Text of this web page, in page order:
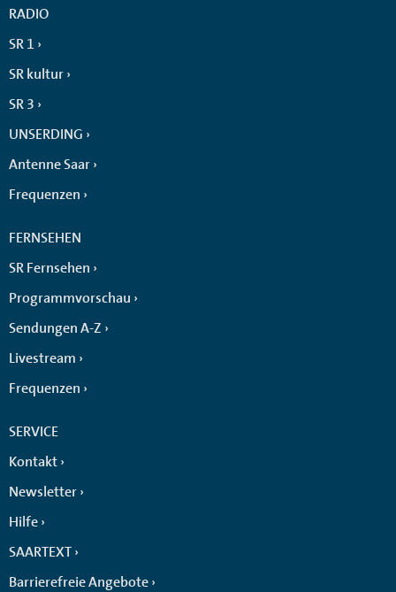
RADIO
SR 1
SR kultur
SR 3
UNSERDING
Antenne Saar
Frequenzen
FERNSEHEN
SR Fernsehen
Programmvorschau
Sendungen A-Z
Livestream
Frequenzen
SERVICE
Kontakt
Newsletter
Hilfe
SAARTEXT
Barrierefreie Angebote